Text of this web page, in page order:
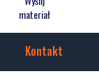
materiał
Kontakt